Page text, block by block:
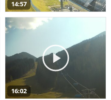
14:57
16:02